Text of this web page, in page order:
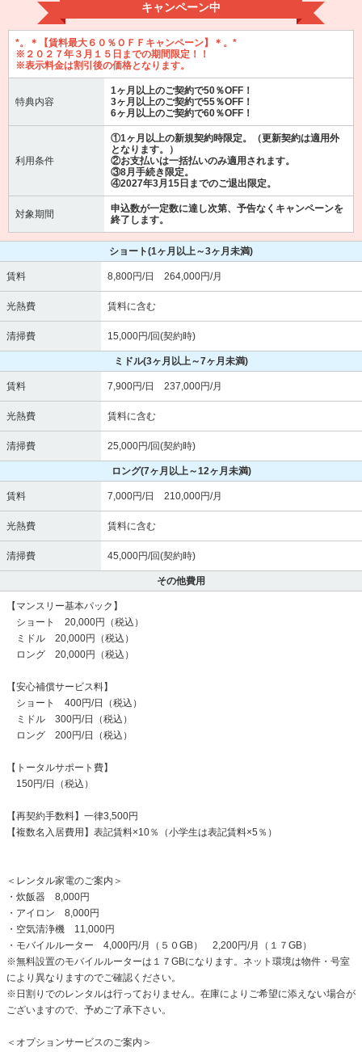
キャンペーン中
*。＊【賃料最大６０％ＯＦＦキャンペーン】＊。*
※２０２７年３月１５日までの期間限定！！
※表示料金は割引後の価格となります。
特典内容
1ヶ月以上のご契約で50％OFF！
3ヶ月以上のご契約で55％OFF！
6ヶ月以上のご契約で60％OFF！
利用条件
①1ヶ月以上の新規契約時限定。（更新契約は適用外
となります。）
②お支払いは一括払いのみ適用されます。
③8月手続き限定。
④2027年3月15日までのご退出限定。
対象期間
申込数が一定数に達し次第、予告なくキャンペーンを
終了します。
ショート(1ヶ月以上～3ヶ月未満)
賃料 8,800円/日 264,000円/月
光熱費 賃料に含む
清掃費 15,000円/回(契約時)
ミドル(3ヶ月以上～7ヶ月未満)
賃料 7,900円/日 237,000円/月
光熱費 賃料に含む
清掃費 25,000円/回(契約時)
ロング(7ヶ月以上～12ヶ月未満)
賃料 7,000円/日 210,000円/月
光熱費 賃料に含む
清掃費 45,000円/回(契約時)
その他費用
【マンスリー基本パック】
ショート 20,000円（税込）
ミドル 20,000円（税込）
ロング 20,000円（税込）
【安心補償サービス料】
ショート 400円/日（税込）
ミドル 300円/日（税込）
ロング 200円/日（税込）
【トータルサポート費】
150円/日（税込）
【再契約手数料】一律3,500円
【複数名入居費用】表記賃料×10％（小学生は表記賃料×5％）
＜レンタル家電のご案内＞
・炊飯器 8,000円
・アイロン 8,000円
・空気清浄機 11,000円
・モバイルルーター 4,000円/月（５０GB） 2,200円/月（１７GB）
※無料設置のモバイルルーターは１７GBになります。ネット環境は物件・号室
により異なりますのでご確認ください。
※日割りでのレンタルは行っておりません。在庫によりご希望に添えない場合が
ございますので、予めご了承下さい。
＜オプションサービスのご案内＞